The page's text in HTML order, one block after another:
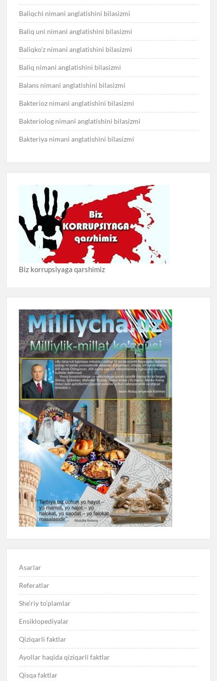
Baliqchi nimani anglatishini bilasizmi
Baliq uni nimani anglatishini bilasizmi
Baliqko’z nimani anglatishini bilasizmi
Baliq nimani anglatishini bilasizmi
Balans nimani anglatishini bilasizmi
Bakterioz nimani anglatishini bilasizmi
Bakteriolog nimani anglatishini bilasizmi
Bakteriya nimani anglatishini bilasizmi
Biz korrupsiyaga qarshimiz
Asarlar
Referatlar
She’riy to’plamlar
Ensiklopediyalar
Qiziqarli faktlar
Ayollar haqida qiziqarli faktlar
Qisqa faktlar